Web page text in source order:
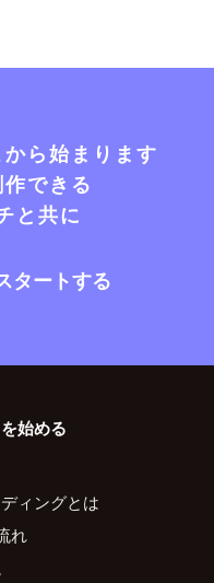
ら始まります
できる
と共に
タートする
始める
ィングとは
れ